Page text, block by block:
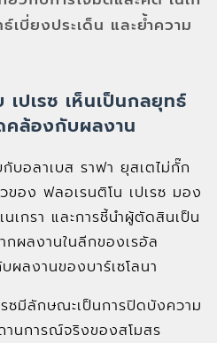
บี่ยงประเด็น และย้ำความ
ปเรซ เห็นเป็นกลยุทธ์
คล้องกับผลงาน
บอลาเบส ราฟา ยุสเตไม่กั๊ก
ของ ฟลอเรนติโน เปเรซ มอง
เกรา และการชี้นำผู้ตัดสินเป็น
กผลงานในลีกของเรอัล
ลงานของบาร์เซโลนา
ซมีลักษณะเป็นการปิดบังความ
นการณ์จริงของสโมสร